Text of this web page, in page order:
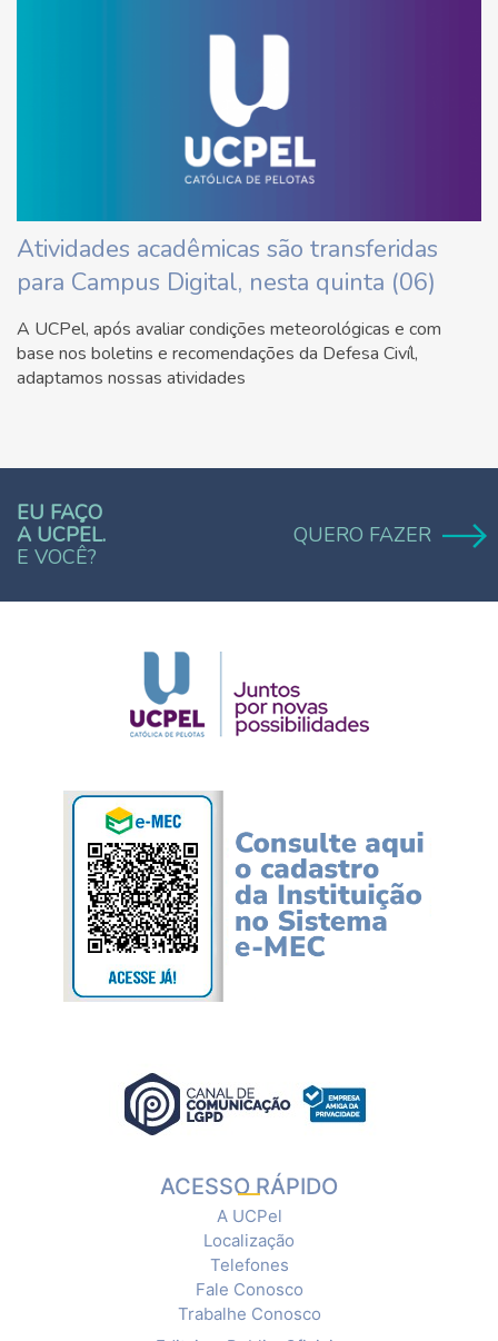
Atividades acadêmicas são transferidas
para Campus Digital, nesta quinta (06)
A UCPel, após avaliar condições meteorológicas e com
base nos boletins e recomendações da Defesa Civíl,
adaptamos nossas atividades
EU FAÇO
A UCPEL.
E VOCÊ?
QUERO FAZER
ACESSO RÁPIDO
A UCPel
Localização
Telefones
Fale Conosco
Trabalhe Conosco